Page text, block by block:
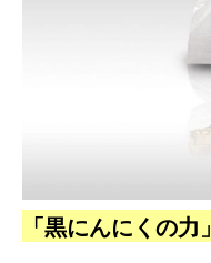
「黒にんにくの力」